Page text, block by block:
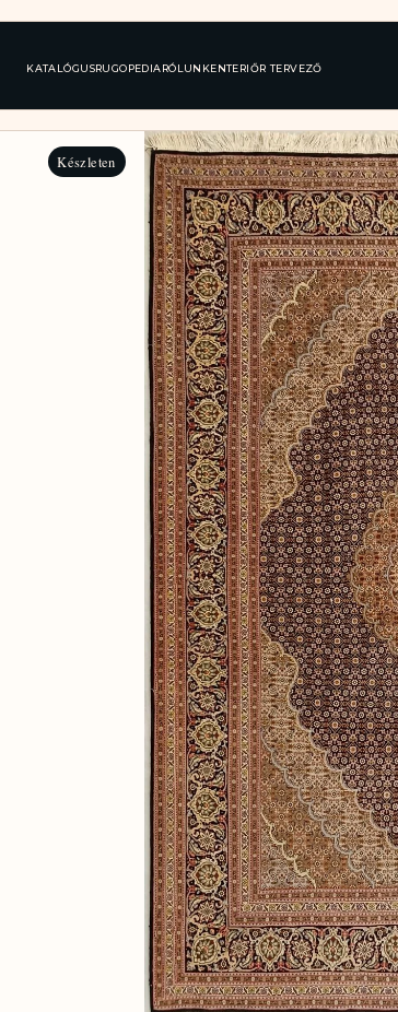
KATALÓGUSRUGOPEDIARÓLUNKENTERIŐR TERVEZŐ
Készleten